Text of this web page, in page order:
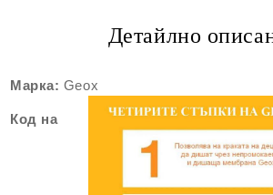
Детайлно
Марка: Geox
Код на